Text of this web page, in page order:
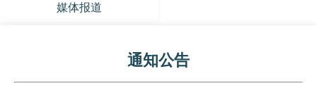
信息披露
媒体报道
通知公告